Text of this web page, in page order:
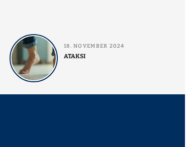
18. NOVEMBER 2024
ATAKSI